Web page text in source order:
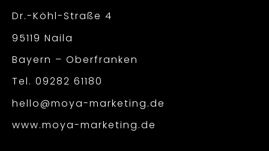
Dr.-Köhl-Straße 4
95119 Naila
Bayern – Oberfranken
Tel. 09282 61180
hello@moya-marketing.de
www.moya-marketing.de